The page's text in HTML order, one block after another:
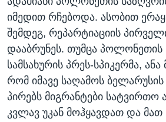
იმედით რჩებოდა. ასობით
შემდეგ, რეპარტიაციის
დააბრუნეს. თუმცა პოლონეთის
სამსახურის პრეს-სპიკერმა,
რომ იმავე საღამოს
პირებს მიგრანტები
კვლავ უკან მოჰყავდათ და მათ